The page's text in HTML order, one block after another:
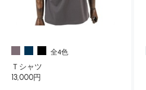
全4色
Ｔシャツ
13,000円